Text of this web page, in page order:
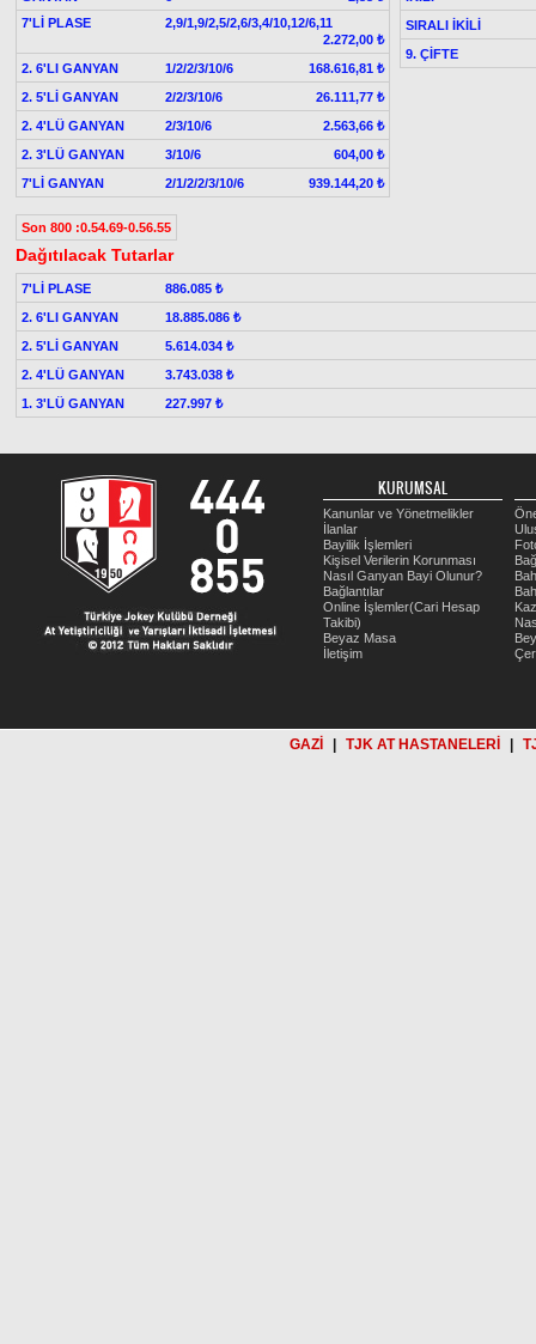
7'Lİ PLASE
2,9/1,9/2,5/2,6/3,4/10,12/6,11
2.272,00 ₺
2. 6'LI GANYAN
1/2/2/3/10/6
168.616,81 ₺
2. 5'Lİ GANYAN
2/2/3/10/6
26.111,77 ₺
2. 4'LÜ GANYAN
2/3/10/6
2.563,66 ₺
2. 3'LÜ GANYAN
3/10/6
604,00 ₺
7'Lİ GANYAN
2/1/2/2/3/10/6 939.144,20 ₺
SIRALI İKİLİ
9. ÇİFTE
Son 800 :0.54.69-0.56.55
Dağıtılacak Tutarlar
7'Lİ PLASE
886.085 ₺
2. 6'LI GANYAN
18.885.086 ₺
2. 5'Lİ GANYAN
5.614.034 ₺
2. 4'LÜ GANYAN
3.743.038 ₺
1. 3'LÜ GANYAN
227.997 ₺
KURUMSAL
Kanunlar ve Yönetmelikler
İlanlar
Bayilik İşlemleri
Kişisel Verilerin Korunması
Nasıl Ganyan Bayi Olunur?
Bağlantılar
Online İşlemler(Cari Hesap
Takibi)
Beyaz Masa
İletişim
GAZİ TJK AT HASTANELERİ